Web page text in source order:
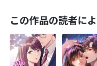
この作品の読者に